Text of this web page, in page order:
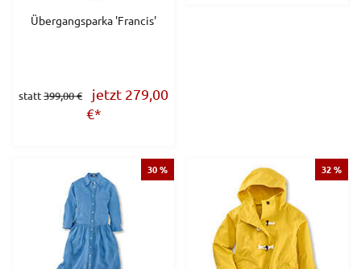
Übergangsparka 'Francis'
statt399,00 €
jetzt 279,00
€*
30 % 32 %